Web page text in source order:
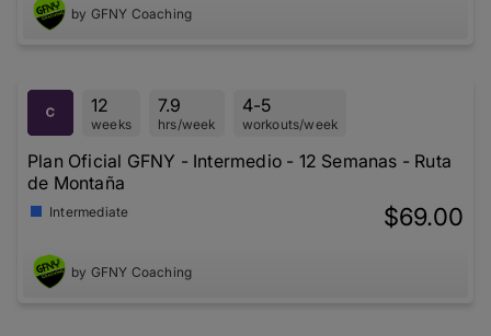
by GFNY Coaching
12
weeks
7.9
hrs/week
4-5
workouts/week
Plan Oficial GFNY - Intermedio - 12 Semanas - Ruta
de Montaña
Intermediate $69.00
by GFNY Coaching